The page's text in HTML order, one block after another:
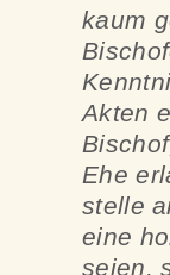
kaum
Akten
Ehe
stelle
eine
seien,